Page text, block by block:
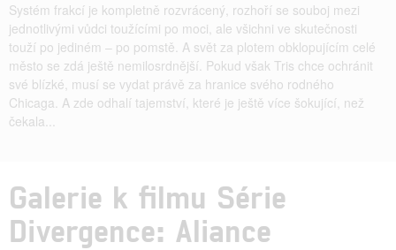
Systém frakcí je kompletně rozvrácený, rozhoří se souboj mezi
jednotlivými vůdci toužícími po moci, ale všichni ve skutečnosti
touží po jediném – po pomstě. A svět za plotem obklopujícím celé
město se zdá ještě nemilosrdnější. Pokud však Tris chce ochránit
své blízké, musí se vydat právě za hranice svého rodného
Chicaga. A zde odhalí tajemství, které je ještě více šokující, než
čekala...
Galerie k filmu Série
Divergence: Aliance